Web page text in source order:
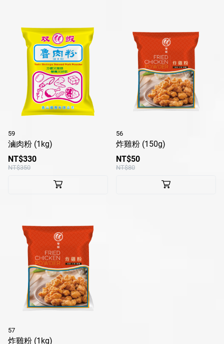
59
滷肉粉 (1kg)
NT$330
NT$350
56
炸雞粉 (150g)
NT$50
NT$80
57
炸雞粉 (1kg)